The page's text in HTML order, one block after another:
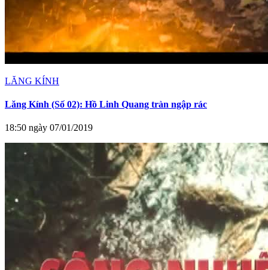
LĂNG KÍNH
Lăng Kính (Số 02): Hồ Linh Quang tràn ngập rác
18:50 ngày 07/01/2019